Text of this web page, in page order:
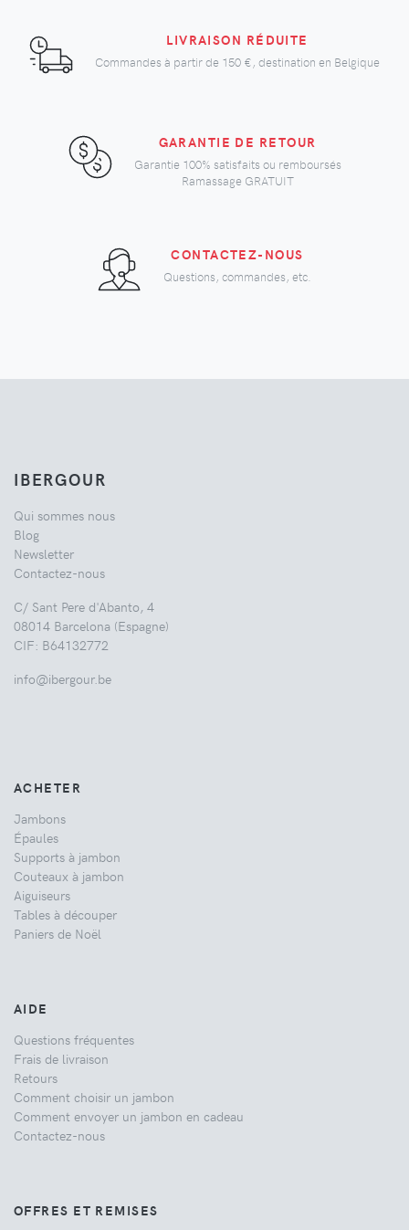
LIVRAISON RÉDUITE
Commandes à partir de 150 €, destination en Belgique
GARANTIE DE RETOUR
Garantie 100% satisfaits ou remboursés
Ramassage GRATUIT
CONTACTEZ-NOUS
Questions, commandes, etc.
IBERGOUR
Qui sommes nous
Blog
Newsletter
Contactez-nous
C/ Sant Pere d'Abanto, 4
08014 Barcelona (Espagne)
CIF: B64132772
info@ibergour.be
ACHETER
Jambons
Épaules
Supports à jambon
Couteaux à jambon
Aiguiseurs
Tables à découper
Paniers de Noël
AIDE
Questions fréquentes
Frais de livraison
Retours
Comment choisir un jambon
Comment envoyer un jambon en cadeau
Contactez-nous
OFFRES ET REMISES